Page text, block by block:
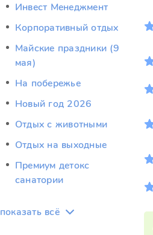
Инвест Менеджмент
Корпоративный отдых
Майские праздники (9
мая)
На побережье
Новый год 2026
Отдых c животными
Отдых на выходные
Премиум детокс
санатории
показать всё